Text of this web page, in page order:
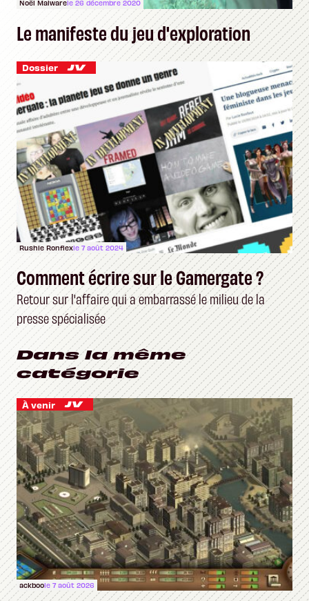
Noël Malwarele 26 décembre 2020
Le manifeste du jeu d'exploration
Dossier
Rushie Ronflexle 7 août 2024
Comment écrire sur le Gamergate ?
Retour sur l'affaire qui a embarrassé le milieu de la
presse spécialisée
Dans la même
catégorie
À venir
ackboole 7 août 2026